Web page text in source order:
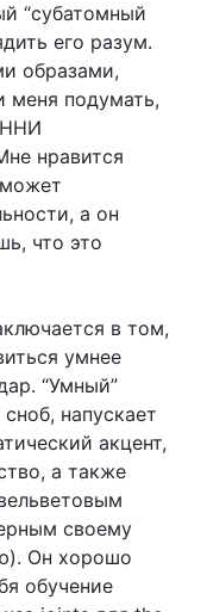
“субатомный
его разум.
образами,
меня подумать,
нравится
а он
что это
в том,
умнее
“Умный”
напускает
акцент,
а также
своему
Он хорошо
обучение